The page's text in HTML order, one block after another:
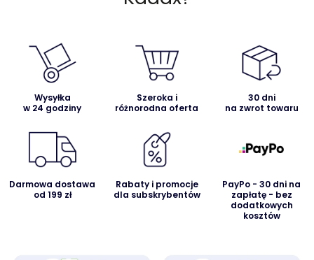
Wysyłka
w 24 godziny
Szeroka i
różnorodna oferta
30 dni
na zwrot towaru
Darmowa dostawa
od 199 zł
Rabaty i promocje
dla subskrybentów
PayPo - 30 dni na
zapłatę - bez
dodatkowych
kosztów